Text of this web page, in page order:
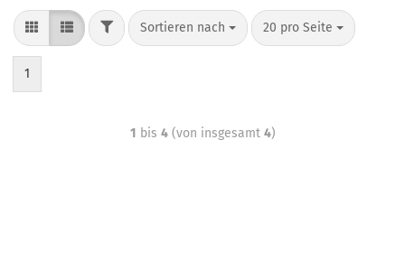
Sortieren nach 20 pro Seite
1
1 bis 4(von insgesamt 4)